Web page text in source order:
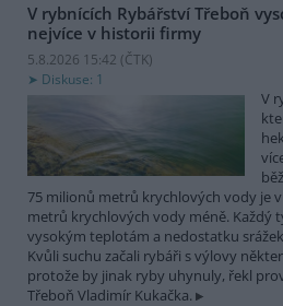
V rybnících Rybářství Třeboň
nejvíce v historii firmy
5.8.2026 15:42 (ČTK)
Diskuse: 1
V
75 milionů metrů krychlových vody je
metrů krychlových vody méně. Každý
vysokým teplotám a nedostatku
Kvůli suchu začali rybáři s výlovy
protože by jinak ryby uhynuly, řekl
Třeboň Vladimír Kukačka.